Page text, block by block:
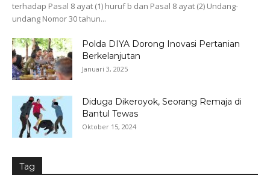
terhadap Pasal 8 ayat (1) huruf b dan Pasal 8 ayat (2) Undang-
undang Nomor 30 tahun...
Polda DIYA Dorong Inovasi Pertanian
Berkelanjutan
Januari 3, 2025
Diduga Dikeroyok, Seorang Remaja di
Bantul Tewas
Oktober 15, 2024
Tag